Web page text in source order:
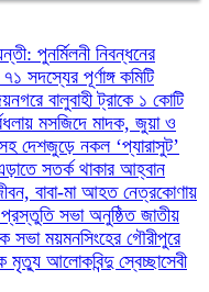
পুনর্মিলনী নিবন্ধনের
৭১ সদস্যের পূর্ণাঙ্গ কমিটি
বালুবাহী ট্রাকে ১ কোটি
মসজিদে মাদক, জুয়া ও
দেশজুড়ে নকল ‘প্যারাসুট’
সতর্ক থাকার আহ্বান
বাবা-মা আহত নেত্রকোণায়
সভা অনুষ্ঠিত জাতীয়
সভা ময়মনসিংহের গৌরীপুরে
মৃত্যু আলোকবিন্দু স্বেচ্ছাসেবী